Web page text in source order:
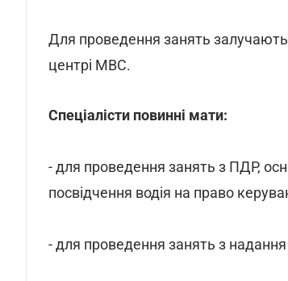
Для проведення занять
центрі МВС.
Спеціалісти повинні мати:
- для проведення занять з ПДР,
посвідчення водія на право
- для проведення занять з